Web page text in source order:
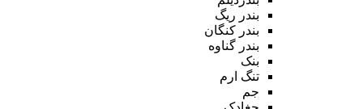
بندر ریگ
بندر کنگان
بندر گناوه
بنک
تنگ ارم
جم